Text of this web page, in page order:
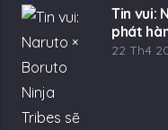
Tin vui:
phát
22 Th4